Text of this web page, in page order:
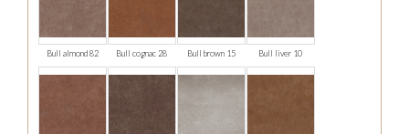
Bull almond 82 Bull cognac 28 Bull brown 15 Bull liver 10